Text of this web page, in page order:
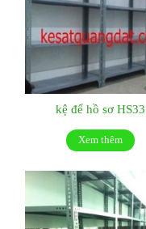
kệ để hồ sơ HS33
Xem thêm